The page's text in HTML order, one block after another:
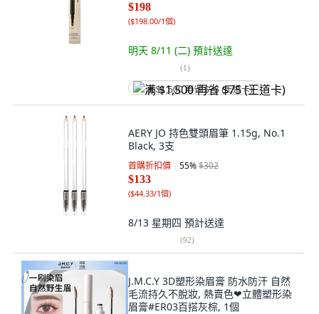
$198
($198.00/1個)
明天 8/11 (二) 預計送達
(1)
满 $1,500 再省 $75 (王道卡)
AERY JO 持色雙頭眉筆 1.15g, No.1
Black, 3支
首購折扣價 55%$302
$133
($44.33/1個)
8/13 星期四 預計送達
(92)
J.M.C.Y 3D塑形染眉膏 防水防汗 自然
毛流持久不脫妝, 熱賣色❤立體塑形染
眉膏#ER03百搭灰棕, 1個